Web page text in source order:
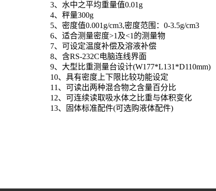
3、水中之平均重量值0.01g
4、秤量300g
5、密度值0.001g/cm3,密度范围：0-3.5g/cm3
6、适合测量密度>1及<1的测量物
7、可设定温度补偿及溶液补偿
8、含RS-232C电脑连线界面
9、大型比重测量台设计(W177*L131*D110mm)
10、具有密度上下限比较功能设定
11、可读出两种混合物之含量百分比
12、可连续读取吸水体之比重与体积变化
13、固体标准配件(可选购液体配件)